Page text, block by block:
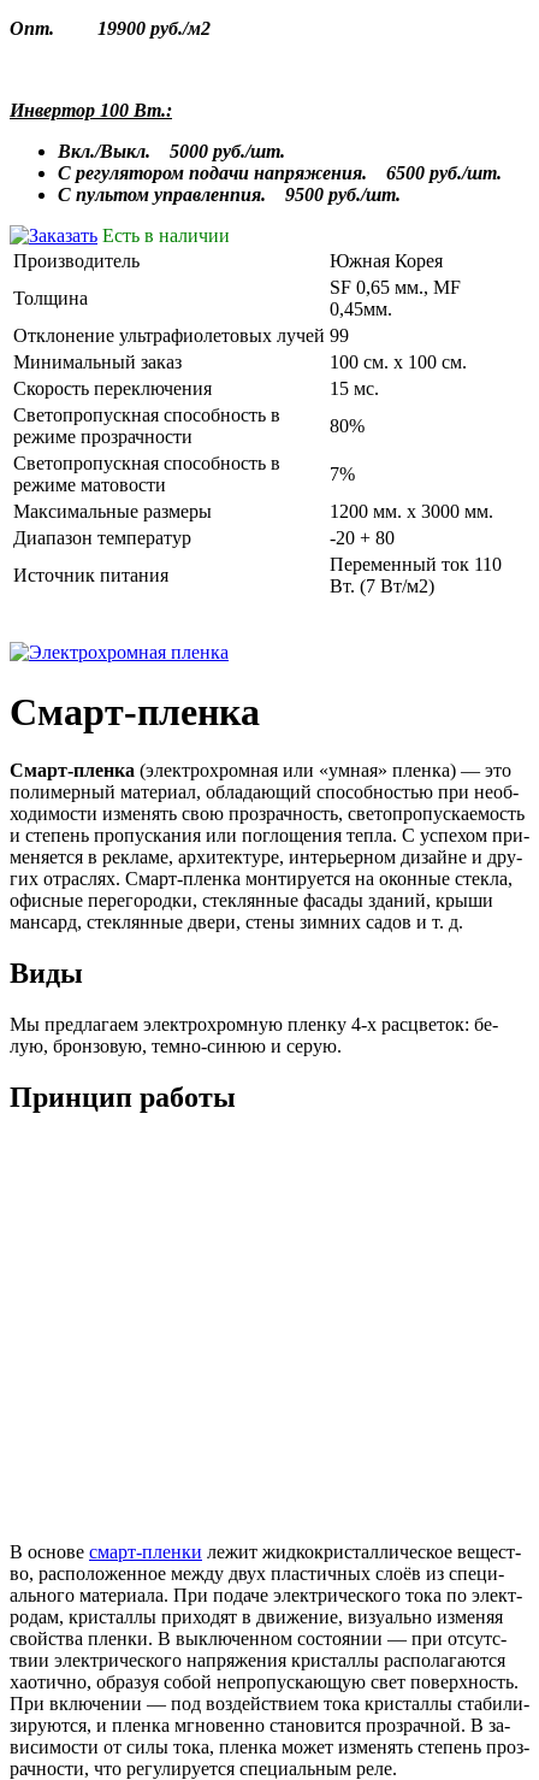
Опт. 19900 руб./м2
Инвертор 100 Вт.:
Вкл./Выкл. 5000 руб./шт.
С регулятором подачи напряжения. 6500 руб./шт.
С пультом управленпия. 9500 руб./шт.
Есть в наличии
Производитель
Южная Корея
Толщина
SF 0,65 мм., MF
0,45мм.
Отклонение ультрафиолетовых лучей 99
Минимальный заказ
100 см. х 100 см.
Скорость переключения
15 мс.
Светопропускная способность в
режиме прозрачности
80%
Светопропускная способность в
режиме матовости
7%
Максимальные размеры
1200 мм. х 3000 мм.
Диапазон температур
-20 + 80
Источник питания
Переменный ток 110
Вт. (7 Вт/м2)
Смарт-плен­ка
Смарт-плен­ка (элект­рох­ромная или «ум­ная» плен­ка) — это
по­лимер­ный ма­тери­ал, об­ла­да­ющий спо­соб­ностью при не­об­
хо­димос­ти из­ме­нять свою проз­рачность, све­топ­ро­пус­ка­емость
и сте­пень про­пус­ка­ния или пог­ло­щения теп­ла. С ус­пе­хом при­
меня­ет­ся в рек­ла­ме, ар­хи­тек­ту­ре, ин­терь­ер­ном ди­зай­не и дру­
гих от­раслях. Смарт-плен­ка мон­ти­ру­ет­ся на окон­ные стек­ла,
офис­ные пе­рего­род­ки, стек­лянные фа­сады зда­ний, кры­ши
ман­сард, стек­лянные две­ри, сте­ны зим­них са­дов и т. д.
Виды
Мы пред­ла­га­ем элект­рох­ромную плен­ку 4-х расц­ве­ток: бе­
лую, брон­зо­вую, тем­но-си­нюю и се­рую.
Прин­цип ра­боты
В ос­но­ве смарт-плен­ки ле­жит жид­кокрис­талли­чес­кое ве­щест­
во, рас­по­ложен­ное меж­ду двух плас­тичных сло­ёв из спе­ци­
аль­но­го ма­тери­ала. При по­даче элект­ри­чес­ко­го тока по элект­
ро­дам, крис­таллы при­ходят в дви­жение, ви­зу­аль­но из­ме­няя
свой­ства плен­ки. В вык­лю­чен­ном сос­то­янии — при от­сутс­
твии элект­ри­чес­ко­го нап­ря­жения крис­таллы рас­по­лага­ют­ся
ха­отич­но, об­ра­зуя со­бой неп­ро­пус­ка­ющую свет по­верх­ность.
При вклю­чении — под воз­дей­стви­ем тока крис­таллы ста­били­
зиру­ют­ся, и плен­ка мгно­вен­но ста­новит­ся проз­рачной. В за­
виси­мос­ти от силы тока, плен­ка мо­жет из­ме­нять сте­пень проз­
рачнос­ти, что ре­гули­ру­ет­ся спе­ци­аль­ным реле.